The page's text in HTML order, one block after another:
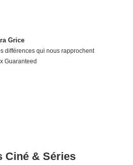
Grice
différences qui nous rapprochent
Guaranteed
Ciné & Séries